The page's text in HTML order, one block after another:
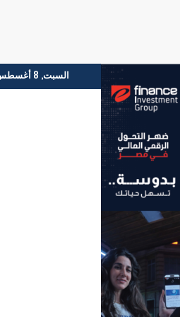
السبت, 8 أغسطس 2026 | 8:30 مساءً